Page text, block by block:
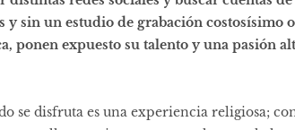
y sin un estudio de grabación costosísimo
ponen expuesto su talento y una pasión
se disfruta es una experiencia religiosa;